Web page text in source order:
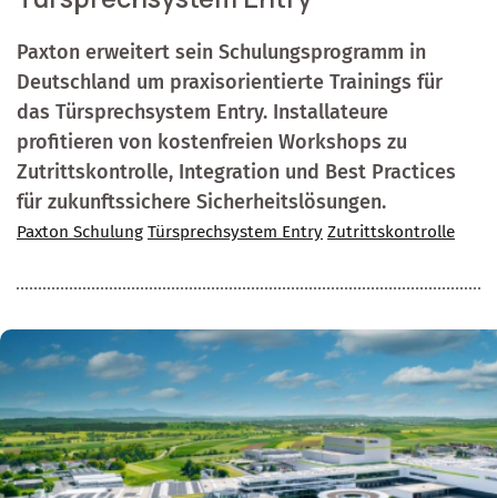
Paxton erweitert sein Schulungsprogramm in
Deutschland um praxisorientierte Trainings für
das Türsprechsystem Entry. Installateure
profitieren von kostenfreien Workshops zu
Zutrittskontrolle, Integration und Best Practices
für zukunftssichere Sicherheitslösungen.
Paxton Schulung Türsprechsystem Entry Zutrittskontrolle